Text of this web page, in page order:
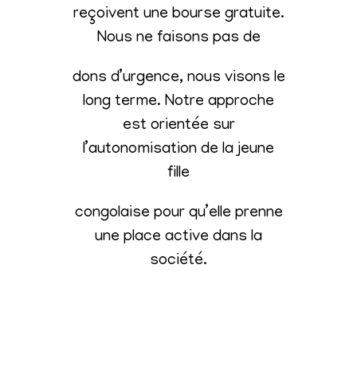
reçoivent une bourse gratuite.
Nous ne faisons pas de
dons d’urgence, nous visons le
long terme. Notre approche
est orientée sur
l’autonomisation de la jeune
fille
congolaise pour qu’elle prenne
une place active dans la
société.